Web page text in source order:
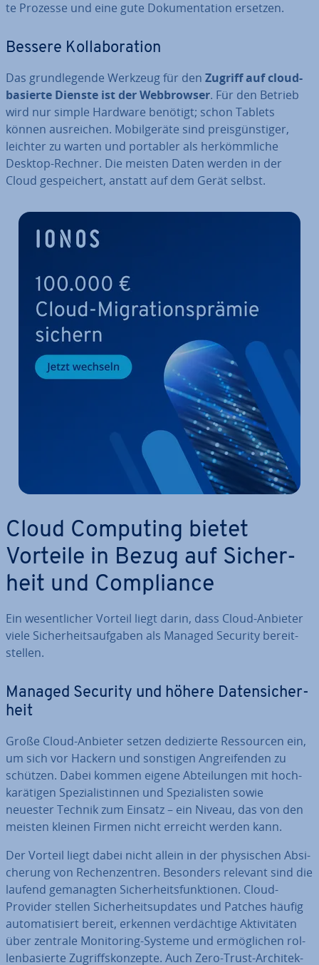
te Prozesse und eine gute Do­ku­men­ta­ti­on ersetzen.
Bessere Kol­la­bo­ra­ti­on
Das grund­le­gen­de Werkzeug für den Zugriff auf cloud­
ba­sier­te Dienste ist der Web­brow­ser. Für den Betrieb
wird nur simple Hardware benötigt; schon Tablets
können aus­rei­chen. Mo­bil­ge­rä­te sind preis­güns­ti­ger,
leichter zu warten und portabler als her­kömm­li­che
Desktop-Rechner. Die meisten Daten werden in der
Cloud ge­spei­chert, anstatt auf dem Gerät selbst.
Cloud Computing bietet
Vorteile in Bezug auf Si­cher­
heit und Com­pli­ance
Ein we­sent­li­cher Vorteil liegt darin, dass Cloud-Anbieter
viele Si­cher­heits­auf­ga­ben als Managed Security be­reit­
stel­len.
Managed Security und höhere Da­ten­si­cher­
heit
Große Cloud-Anbieter setzen de­di­zier­te Res­sour­cen ein,
um sich vor Hackern und sonstigen An­grei­fen­den zu
schützen. Dabei kommen eigene Ab­tei­lun­gen mit hoch­
ka­rä­ti­gen Spe­zia­lis­tin­nen und Spe­zia­lis­ten sowie
neuester Technik zum Einsatz – ein Niveau, das von den
meisten kleinen Firmen nicht erreicht werden kann.
Der Vorteil liegt dabei nicht allein in der phy­si­schen Ab­si­
che­rung von Re­chen­zen­tren. Besonders relevant sind die
laufend ge­ma­nag­ten Si­cher­heits­funk­tio­nen. Cloud-
Provider stellen Si­cher­heits­up­dates und Patches häufig
au­to­ma­ti­siert bereit, erkennen ver­däch­ti­ge Ak­ti­vi­tä­ten
über zentrale Mo­ni­to­ring-Systeme und er­mög­li­chen rol­
len­ba­sier­te Zu­griffs­kon­zep­te. Auch Zero-Trust-Ar­chi­tek­